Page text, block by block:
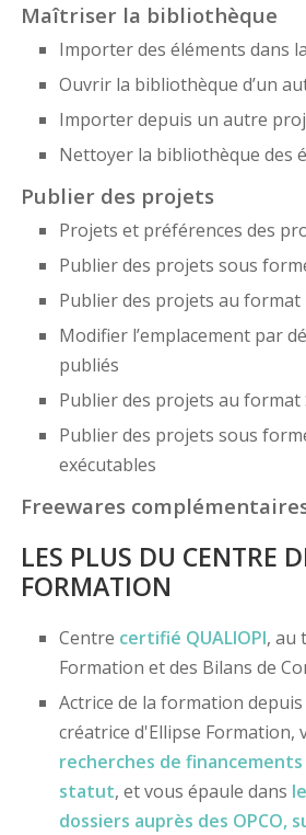
Maîtriser la bibliothèque
Importer des éléments dans
Ouvrir la bibliothèque d’un
Importer depuis un autre
Nettoyer la bibliothèque des
Publier des projets
Projets et préférences des
Publier des projets sous
Publier des projets au format
Modifier l’emplacement par
publiés
Publier des projets au format
Publier des projets sous
exécutables
Freewares
LES PLUS DU CENTRE
FORMATION
Centre certifié QUALIOPI, au
Formation et des Bilans de
Actrice de la formation
créatrice d'Ellipse Formation,
recherches de financements
statut, et vous épaule dans
dossiers auprès des OPCO,